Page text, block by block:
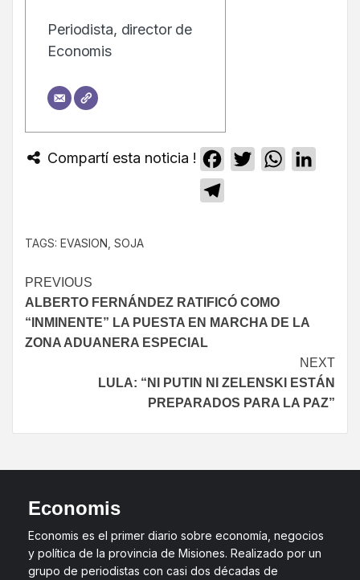
Periodista, director de
Economis
Compartí esta noticia ! Facebook
TwitterWhatsApp
TAGS: EVASION SOJA
PREVIOUS
ALBERTO FERNÁNDEZ RATIFICÓ COMO
“INMINENTE” LA PUESTA EN MARCHA DE LA
ZONA ADUANERA ESPECIAL
NEXT
LULA: “NI PUTIN NI ZELENSKI ESTÁN
PREPARADOS PARA LA PAZ”
Economis
Economis es el primer diario sobre economía, negocios
y política de la provincia de Misiones. Realizado por un
grupo de periodistas con casi dos décadas de